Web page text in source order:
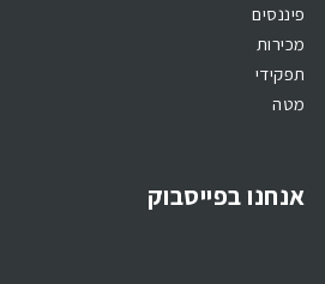
פיננסים
מכירות
תפקידי
מטה
אנחנו בפייסבוק